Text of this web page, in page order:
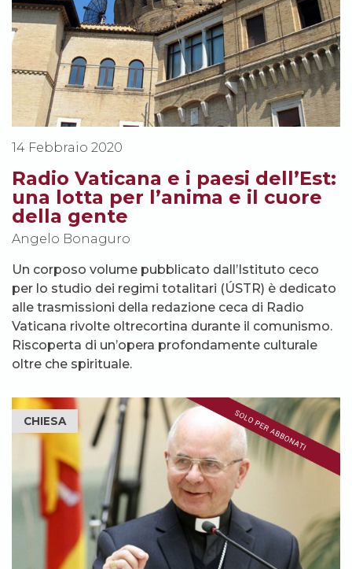
14 Febbraio 2020
Radio Vaticana e i paesi dell’Est:
una lotta per l’anima e il cuore
della gente
Angelo Bonaguro
Un corposo volume pubblicato dall’Istituto ceco
per lo studio dei regimi totalitari (ÚSTR) è dedicato
alle trasmissioni della redazione ceca di Radio
Vaticana rivolte oltrecortina durante il comunismo.
Riscoperta di un’opera profondamente culturale
oltre che spirituale.
CHIESA